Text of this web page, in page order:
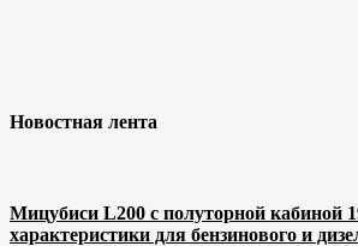
Новостная лента
Мицубиси L200 с полуторной кабиной
характеристики для бензинового и